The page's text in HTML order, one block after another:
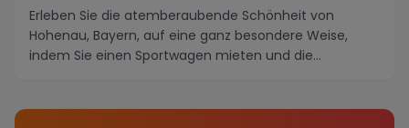
Erleben Sie die atemberaubende Schönheit von
Hohenau, Bayern, auf eine ganz besondere Weise,
indem Sie einen Sportwagen mieten und die